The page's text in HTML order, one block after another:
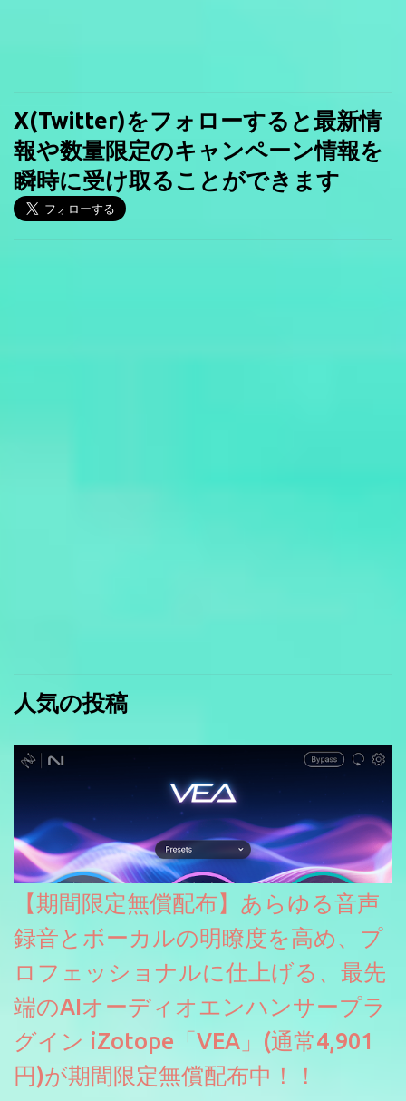
X(Twitter)をフォローすると最新情
報や数量限定のキャンペーン情報を
瞬時に受け取ることができます
人気の投稿
【期間限定無償配布】あらゆる音声
録音とボーカルの明瞭度を高め、プ
ロフェッショナルに仕上げる、最先
端のAIオーディオエンハンサープラ
グイン iZotope「VEA」(通常4,901
円)が期間限定無償配布中！！